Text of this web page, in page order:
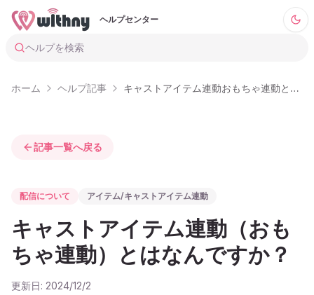
ヘルプセンター
ヘルプを検索
ホーム ヘルプ記事 キャストアイテム連動おもちゃ連動とはなんですか
記事一覧へ戻る
配信について アイテム/キャストアイテム連動
キャストアイテム連動（おも
ちゃ連動）とはなんですか？
更新日: 2024/12/2